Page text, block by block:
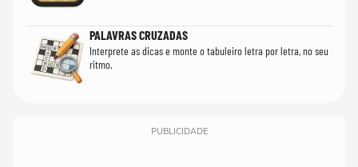
PALAVRAS CRUZADAS
Interprete as dicas e monte o tabuleiro letra por letra, no seu
ritmo.
PUBLICIDADE